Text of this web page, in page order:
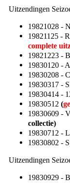
Uitzendingen
19821028 -
19821125 -
complete
19821223 -
19830120 -
19830208 -
19830317 -
19830414 -
19830512 (
19830609 -
collectie)
19830712 -
19830802 -
Uitzendingen
19830929 -